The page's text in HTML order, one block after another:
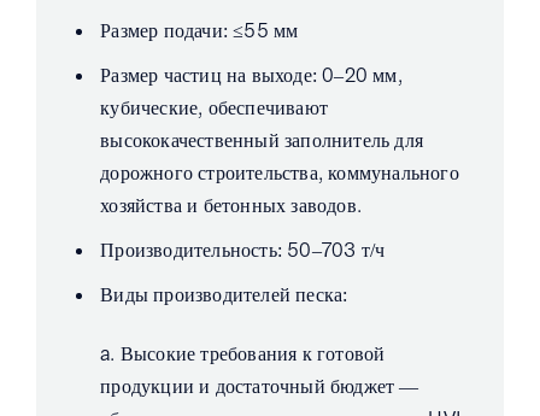
Размер подачи: ≤55 мм
Размер частиц на выходе: 0–20 мм,
кубические, обеспечивают
высококачественный заполнитель для
дорожного строительства, коммунального
хозяйства и бетонных заводов.
Производительность: 50–703 т/ч
Виды производителей песка:
a. Высокие требования к готовой
продукции и достаточный бюджет —